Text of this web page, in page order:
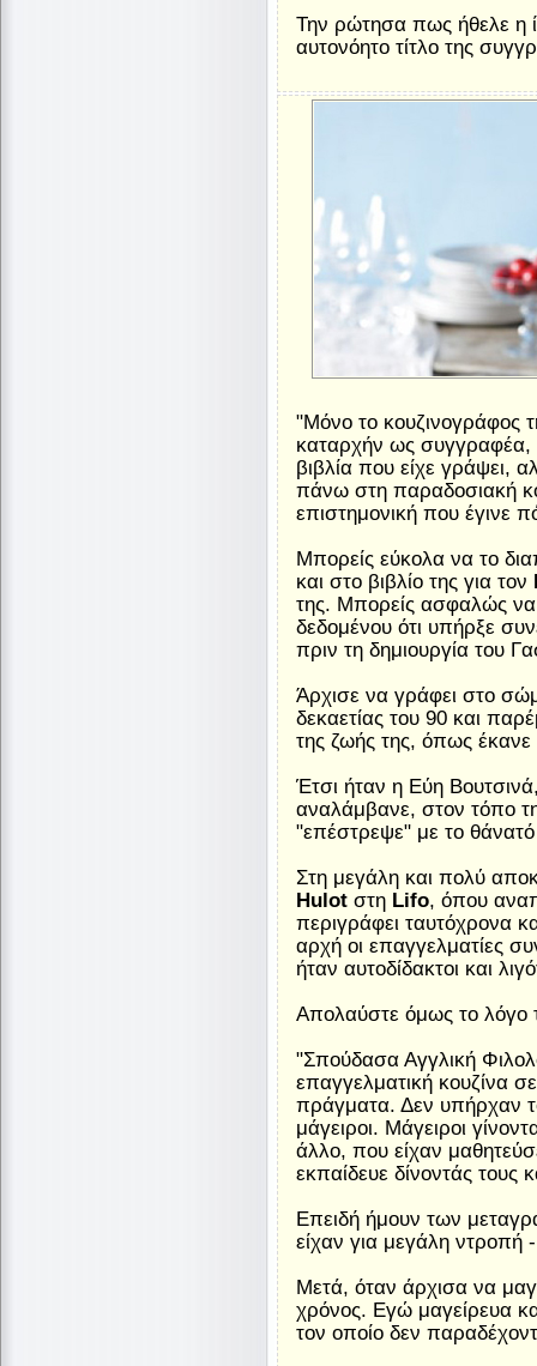
Την ρώτησα πως ήθελε η
αυτονόητο τίτλο της
"Μόνο το κουζινογράφος
καταρχήν ως συγγραφέα,
βιβλία που είχε γράψει,
πάνω στη παραδοσιακή
επιστημονική που έγινε
Μπορείς εύκολα να το
και στο βιβλίο της για τον
της. Μπορείς ασφαλώς να
δεδομένου ότι υπήρξε
πριν τη δημιουργία του
Άρχισε να γράφει στο
δεκαετίας του 90 και
της ζωής της, όπως έκανε
Έτσι ήταν η Εύη
αναλάμβανε, στον τόπο
"επέστρεψε" με το θάνατό
Στη μεγάλη και πολύ
Hulot στη Lifo, όπου
περιγράφει ταυτόχρονα
αρχή οι επαγγελματίες
ήταν αυτοδίδακτοι και
Απολαύστε όμως το λόγο
"Σπούδασα Αγγλική
επαγγελματική κουζίνα
πράγματα. Δεν υπήρχαν
μάγειροι. Μάγειροι
άλλο, που είχαν
εκπαίδευε δίνοντάς τους
Επειδή ήμουν των
είχαν για μεγάλη ντροπή
Μετά, όταν άρχισα να
χρόνος. Εγώ μαγείρευα
τον οποίο δεν